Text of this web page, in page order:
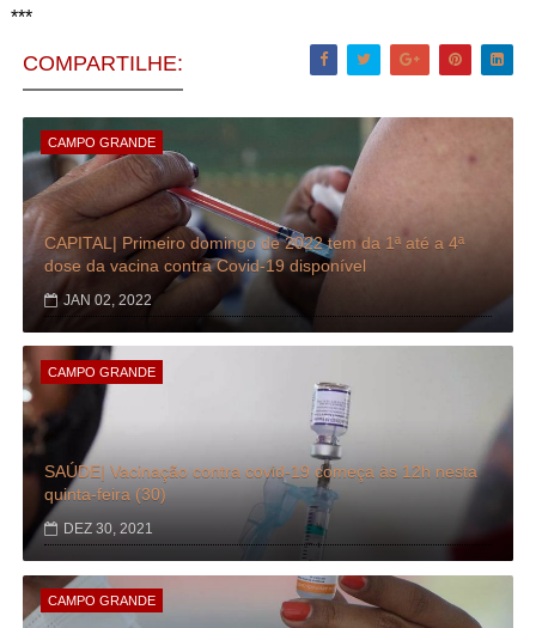
***
COMPARTILHE:
CAMPO GRANDE
CAPITAL| Primeiro domingo de 2022 tem da 1ª até a 4ª
dose da vacina contra Covid-19 disponível
JAN 02, 2022
CAMPO GRANDE
SAÚDE| Vacinação contra covid-19 começa às 12h nesta
quinta-feira (30)
DEZ 30, 2021
CAMPO GRANDE